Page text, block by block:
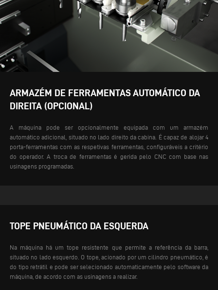
ARMAZÉM DE FERRAMENTAS AUTOMÁTICO DA
DIREITA (OPCIONAL)
A máquina pode ser opcionalmente equipada com um armazém
automático adicional, situado no lado direito da cabina. É capaz de alojar 4
porta-ferramentas com as respetivas ferramentas, configuráveis a critério
do operador. A troca de ferramentas é gerida pelo CNC com base nas
usinagens programadas.
TOPE PNEUMÁTICO DA ESQUERDA
Na máquina há um tope resistente que permite a referência da barra,
situado no lado esquerdo. O tope, acionado por um cilindro pneumático, é
do tipo retrátil e pode ser selecionado automaticamente pelo software da
máquina, de acordo com as usinagens a realizar.